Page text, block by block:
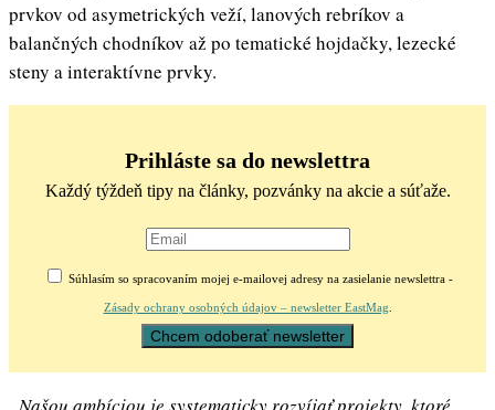
prvkov od asymetrických veží, lanových rebríkov a
balančných chodníkov až po tematické hojdačky, lezecké
steny a interaktívne prvky.
Prihláste sa do newslettra
Každý týždeň tipy na články, pozvánky na akcie a súťaže.
Súhlasím so spracovaním mojej e-mailovej adresy na zasielanie newslettra -
Zásady ochrany osobných údajov – newsletter EastMag